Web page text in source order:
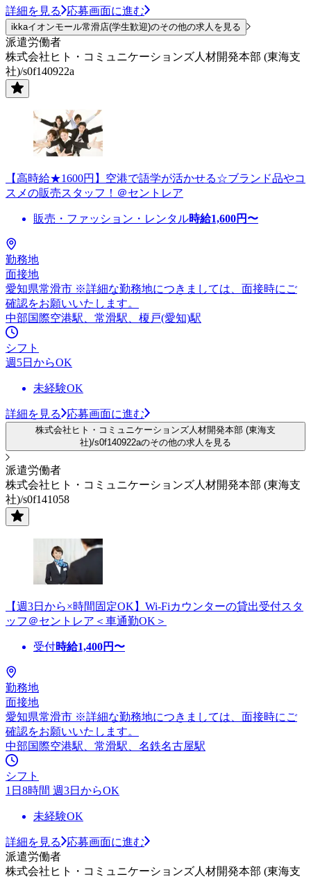
詳細を見る 応募画面に進む
ikkaイオンモール常滑店(学生歓迎)のその他の求人を見る
派遣労働者
株式会社ヒト・コミュニケーションズ人材開発本部 (東海支
社)/s0f140922a
【高時給★1600円】空港で語学が活かせる☆ブランド品やコ
スメの販売スタッフ！＠セントレア
販売・ファッション・レンタル時給1,600円〜
勤務地
面接地
愛知県常滑市 ※詳細な勤務地につきましては、面接時にご
確認をお願いいたします。
中部国際空港駅、常滑駅、榎戸(愛知)駅
シフト
週5日からOK
未経験OK
詳細を見る 応募画面に進む
株式会社ヒト・コミュニケーションズ人材開発本部 (東海支
社)/s0f140922aのその他の求人を見る
派遣労働者
株式会社ヒト・コミュニケーションズ人材開発本部 (東海支
社)/s0f141058
【週3日から×時間固定OK】Wi-Fiカウンターの貸出受付スタ
ッフ＠セントレア＜車通勤OK＞
受付時給1,400円〜
勤務地
面接地
愛知県常滑市 ※詳細な勤務地につきましては、面接時にご
確認をお願いいたします。
中部国際空港駅、常滑駅、名鉄名古屋駅
シフト
1日8時間 週3日からOK
未経験OK
詳細を見る
応募画面に進む
派遣労働者
株式会社ヒト・コミュニケーションズ人材開発本部 (東海支